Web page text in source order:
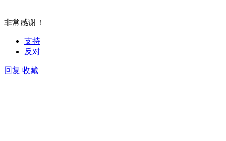
非常感谢！
支持
反对
回复 收藏